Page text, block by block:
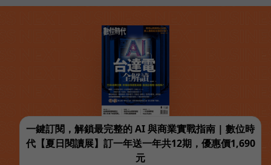
一鍵訂閱，解鎖最完整的 AI 與商業實戰指南 | 數位時
代【夏日閱讀展】訂一年送一年共12期，優惠價1,690
元